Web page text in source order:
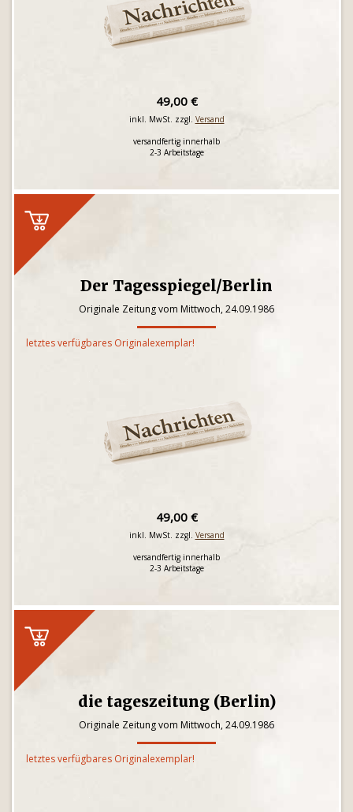
49,00 €
inkl. MwSt. zzgl. Versand
versandfertig innerhalb
2-3 Arbeitstage
Der Tagesspiegel/Berlin
Originale Zeitung vom Mittwoch, 24.09.1986
letztes verfügbares Originalexemplar!
49,00 €
inkl. MwSt. zzgl. Versand
versandfertig innerhalb
2-3 Arbeitstage
die tageszeitung (Berlin)
Originale Zeitung vom Mittwoch, 24.09.1986
letztes verfügbares Originalexemplar!